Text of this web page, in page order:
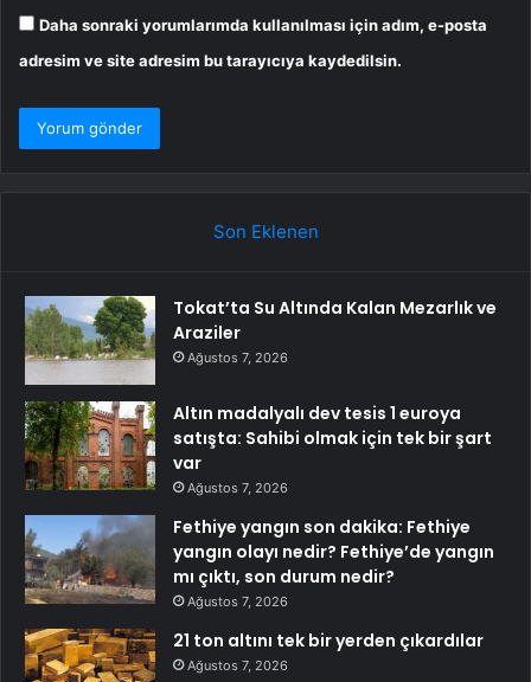
Daha sonraki yorumlarımda kullanılması için adım, e-posta
adresim ve site adresim bu tarayıcıya kaydedilsin.
Son Eklenen
Tokat’ta Su Altında Kalan Mezarlık ve
Araziler
Ağustos 7, 2026
Altın madalyalı dev tesis 1 euroya
satışta: Sahibi olmak için tek bir şart
var
Ağustos 7, 2026
Fethiye yangın son dakika: Fethiye
yangın olayı nedir? Fethiye’de yangın
mı çıktı, son durum nedir?
Ağustos 7, 2026
21 ton altını tek bir yerden çıkardılar
Ağustos 7, 2026